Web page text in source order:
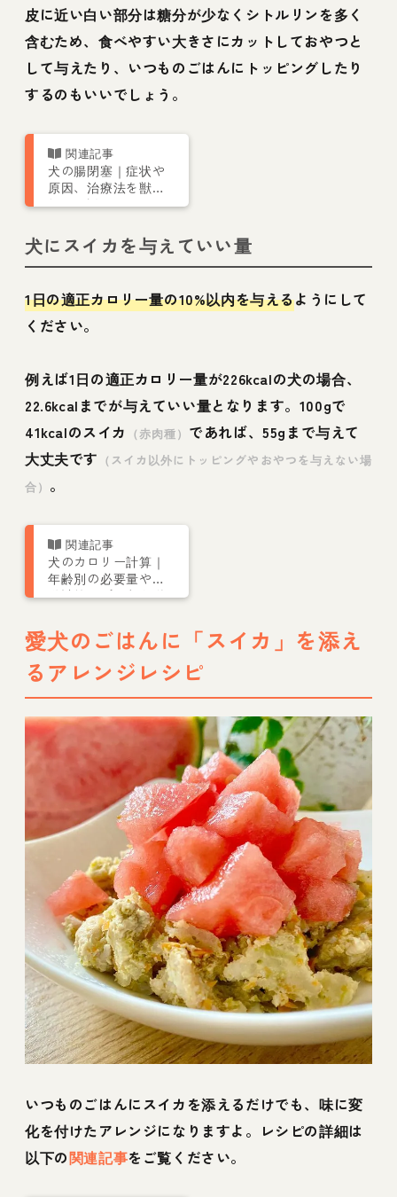
皮に近い白い部分は糖分が少なくシトルリンを多く
含むため、食べやすい大きさにカットしておやつと
して与えたり、いつものごはんにトッピングしたり
するのもいいでしょう。
犬の腸閉塞｜症状や
原因、治療法を獣医
師が解説
犬にスイカを与えていい量
1日の適正カロリー量の10%以内を与えるようにして
ください。
例えば1日の適正カロリー量が226kcalの犬の場合、
22.6kcalまでが与えていい量となります。100gで
41kcalのスイカ （赤肉種） であれば、55gまで与えて
大丈夫です （スイカ以外にトッピングやおやつを与えない場
合） 。
犬のカロリー計算｜
年齢別の必要量や自
動計算アプリなど栄
愛犬のごはんに「スイカ」を添え
るアレンジレシピ
いつものごはんにスイカを添えるだけでも、味に変
化を付けたアレンジになりますよ。レシピの詳細は
以下の関連記事をご覧ください。